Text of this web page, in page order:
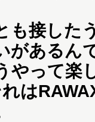
接した
があるん
やって楽
は